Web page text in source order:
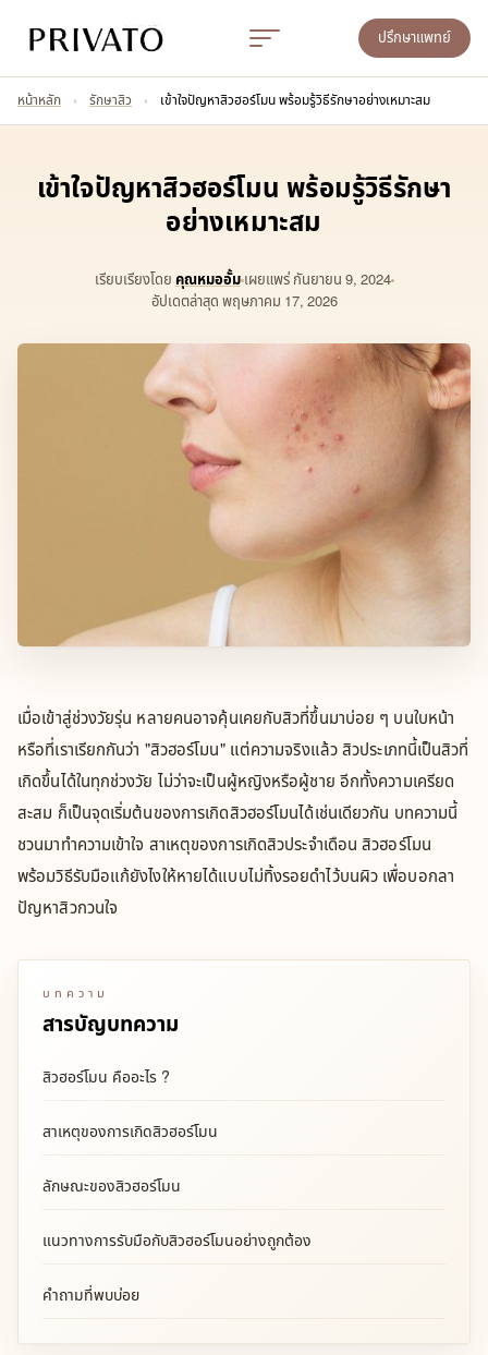
ปรึกษาแพทย์
หน้าหลัก › รักษาสิว › เข้าใจปัญหาสิวฮอร์โมน พร้อมรู้วิธีรักษาอย่างเหมาะสม
เข้าใจปัญหาสิวฮอร์โมน พร้อมรู้วิธีรักษา
อย่างเหมาะสม
เรียบเรียงโดยคุณหมออั้มเผยแพร่ กันยายน 9, 2024
อัปเดตล่าสุด พฤษภาคม 17, 2026
เมื่อเข้าสู่ช่วงวัยรุ่น หลายคนอาจคุ้นเคยกับสิวที่ขึ้นมาบ่อย ๆ บนใบหน้า
หรือที่เราเรียกกันว่า "สิวฮอร์โมน" แต่ความจริงแล้ว สิวประเภทนี้เป็นสิวที่
เกิดขึ้นได้ในทุกช่วงวัย ไม่ว่าจะเป็นผู้หญิงหรือผู้ชาย อีกทั้งความเครียด
สะสม ก็เป็นจุดเริ่มต้นของการเกิดสิวฮอร์โมนได้เช่นเดียวกัน บทความนี้
ชวนมาทำความเข้าใจ สาเหตุของการเกิดสิวประจำเดือน สิวฮอร์โมน
พร้อมวิธีรับมือแก้ยังไงให้หายได้แบบไม่ทิ้งรอยดำไว้บนผิว เพื่อบอกลา
ปัญหาสิวกวนใจ
บทความ
สารบัญบทความ
สิวฮอร์โมน คืออะไร ?
สาเหตุของการเกิดสิวฮอร์โมน
ลักษณะของสิวฮอร์โมน
แนวทางการรับมือกับสิวฮอร์โมนอย่างถูกต้อง
คำถามที่พบบ่อย